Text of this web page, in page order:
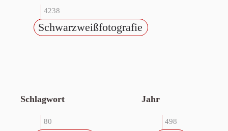
4238
Schwarzweißfotografie
Schlagwort
80
Jahr
498